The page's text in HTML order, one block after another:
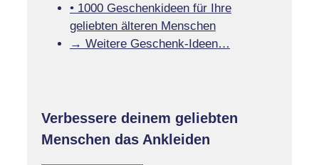
• 1000 Geschenkideen für Ihre
geliebten älteren Menschen
→ Weitere Geschenk-Ideen…
Verbessere deinem geliebten
Menschen das Ankleiden